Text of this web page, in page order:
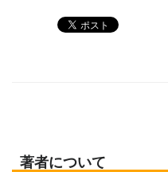
著者について